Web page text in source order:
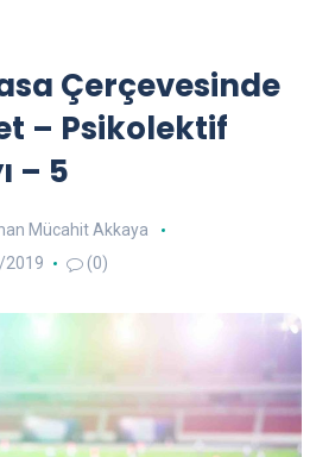
Çerçevesinde
– Psikolektif
– 5
Mücahit Akkaya
(0)